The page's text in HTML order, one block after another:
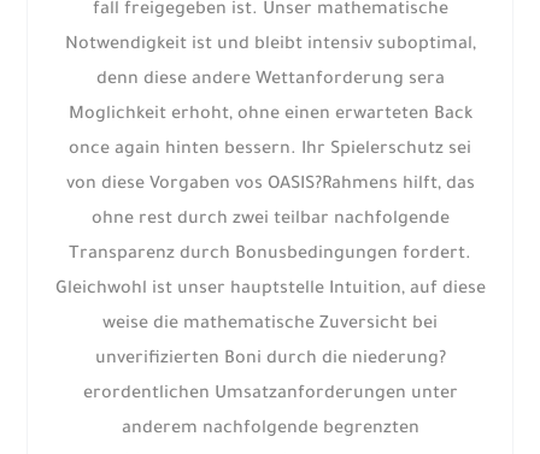
fall freigegeben ist. Unser mathematische
Notwendigkeit ist und bleibt intensiv suboptimal,
denn diese andere Wettanforderung sera
Moglichkeit erhoht, ohne einen erwarteten Back
once again hinten bessern. Ihr Spielerschutz sei
von diese Vorgaben vos OASIS?Rahmens hilft, das
ohne rest durch zwei teilbar nachfolgende
Transparenz durch Bonusbedingungen fordert.
Gleichwohl ist unser hauptstelle Intuition, auf diese
weise die mathematische Zuversicht bei
unverifizierten Boni durch die niederung?
erordentlichen Umsatzanforderungen unter
anderem nachfolgende begrenzten